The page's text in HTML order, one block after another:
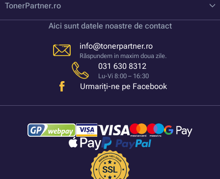
TonerPartner.ro
Aici sunt datele noastre de contact
info@tonerpartner.ro
Răspundem in maxim doua zile.
031 630 8312
Lu-Vi 8:00 – 16:30
Urmariți-ne pe Facebook